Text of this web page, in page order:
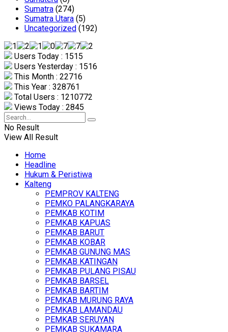
Sumatra (274)
Sumatra Utara (5)
Uncategorized (192)
Users Today : 1515
Users Yesterday : 1516
This Month : 22716
This Year : 328761
Total Users : 1210772
Views Today : 2845
No Result
View All Result
Home
Headline
Hukum & Peristiwa
Kalteng
PEMPROV KALTENG
PEMKO PALANGKARAYA
PEMKAB KOTIM
PEMKAB KAPUAS
PEMKAB BARUT
PEMKAB KOBAR
PEMKAB GUNUNG MAS
PEMKAB KATINGAN
PEMKAB PULANG PISAU
PEMKAB BARSEL
PEMKAB BARTIM
PEMKAB MURUNG RAYA
PEMKAB LAMANDAU
PEMKAB SERUYAN
PEMKAB SUKAMARA